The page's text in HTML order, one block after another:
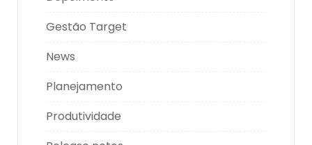
Gestão Target
News
Planejamento
Produtividade